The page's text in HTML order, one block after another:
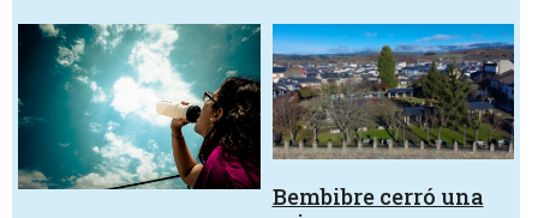
Bembibre cerró una